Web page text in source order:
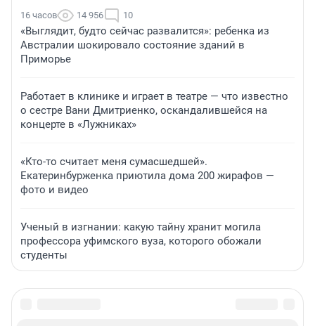
16 часов 14 956 10
«Выглядит, будто сейчас развалится»: ребенка из
Австралии шокировало состояние зданий в
Приморье
Работает в клинике и играет в театре — что известно
о сестре Вани Дмитриенко, оскандалившейся на
концерте в «Лужниках»
«Кто-то считает меня сумасшедшей».
Екатеринбурженка приютила дома 200 жирафов —
фото и видео
Ученый в изгнании: какую тайну хранит могила
профессора уфимского вуза, которого обожали
студенты